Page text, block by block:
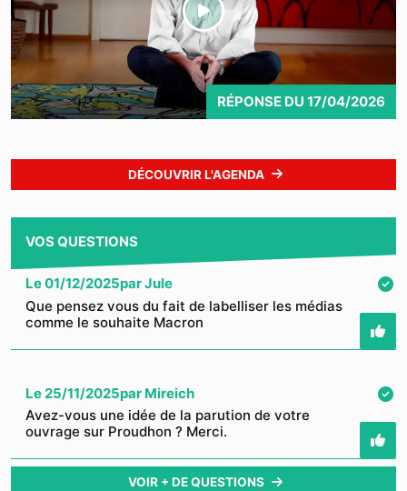
RÉPONSE DU 17/04/2026
DÉCOUVRIR L'AGENDA
VOS QUESTIONS
Le01/12/2025parJule
Que pensez vous du fait de labelliser les médias
comme le souhaite Macron
Le 25/11/2025par Mireich
Avez-vous une idée de la parution de votre
ouvrage sur Proudhon ? Merci.
VOIR + DE QUESTIONS